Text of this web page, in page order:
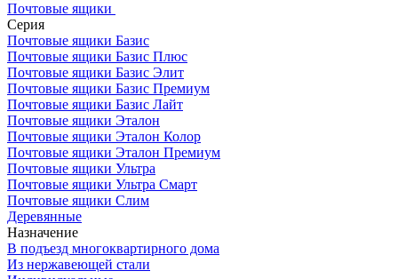
Почтовые ящики
Серия
Почтовые ящики Базис
Почтовые ящики Базис Плюс
Почтовые ящики Базис Элит
Почтовые ящики Базис Премиум
Почтовые ящики Базис Лайт
Почтовые ящики Эталон
Почтовые ящики Эталон Колор
Почтовые ящики Эталон Премиум
Почтовые ящики Ультра
Почтовые ящики Ультра Смарт
Почтовые ящики Слим
Деревянные
Назначение
В подъезд многоквартирного дома
Из нержавеющей стали